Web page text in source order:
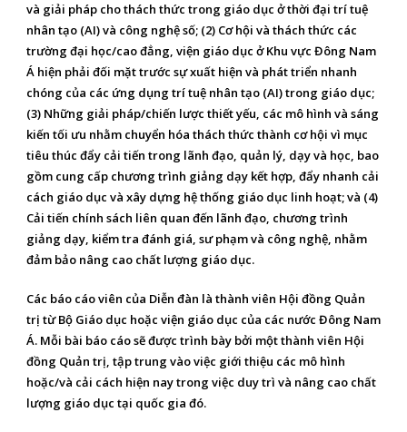
và giải pháp cho thách thức trong giáo dục ở thời đại trí tuệ
nhân tạo (AI) và công nghệ số; (2) Cơ hội và thách thức các
trường đại học/cao đẳng, viện giáo dục ở Khu vực Đông Nam
Á hiện phải đối mặt trước sự xuất hiện và phát triển nhanh
chóng của các ứng dụng trí tuệ nhân tạo (AI) trong giáo dục;
(3) Những giải pháp/chiến lược thiết yếu, các mô hình và sáng
kiến tối ưu nhằm chuyển hóa thách thức thành cơ hội vì mục
tiêu thúc đẩy cải tiến trong lãnh đạo, quản lý, dạy và học, bao
gồm cung cấp chương trình giảng dạy kết hợp, đẩy nhanh cải
cách giáo dục và xây dựng hệ thống giáo dục linh hoạt; và (4)
Cải tiến chính sách liên quan đến lãnh đạo, chương trình
giảng dạy, kiểm tra đánh giá, sư phạm và công nghệ, nhằm
đảm bảo nâng cao chất lượng giáo dục.
Các báo cáo viên của Diễn đàn là thành viên Hội đồng Quản
trị từ Bộ Giáo dục hoặc viện giáo dục của các nước Đông Nam
Á. Mỗi bài báo cáo sẽ được trình bày bởi một thành viên Hội
đồng Quản trị, tập trung vào việc giới thiệu các mô hình
hoặc/và cải cách hiện nay trong việc duy trì và nâng cao chất
lượng giáo dục tại quốc gia đó.